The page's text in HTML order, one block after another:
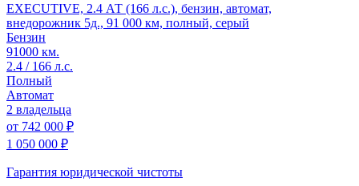
EXECUTIVE, 2.4 АТ (166 л.с.), бензин, автомат,
внедорожник 5д., 91 000 км, полный, серый
Бензин
91000 км.
2.4 / 166 л.с.
Полный
Автомат
2 владельца
от 742 000 ₽
1 050 000 ₽
Гарантия юридической чистоты